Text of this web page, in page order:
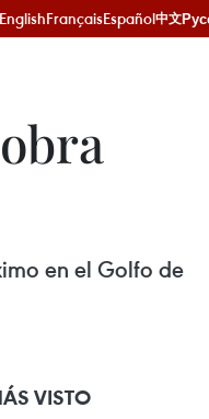
EnglishFrançaisEspañol中文
en el Golfo de
VISTO